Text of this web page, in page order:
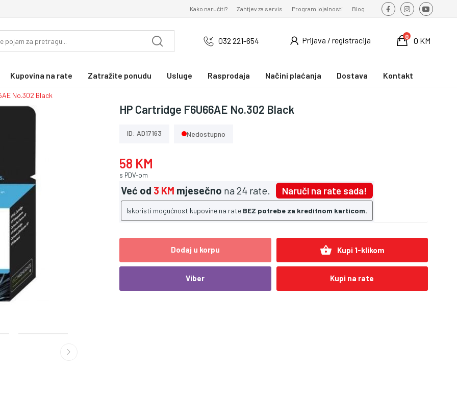
Kako naručiti? Zahtjev za servis Program lojalnosti Blog
032 221-654 Prijava / registracija 0 KM
0
Kupovina na rate Zatražite ponudu Usluge Rasprodaja Načini plaćanja Dostava Kontakt
No.302 Black
HP Cartridge F6U66AE No.302 Black
ID: AD17163 Nedostupno
58 KM
s PDV-om
Već od 3 KM mjesečno na 24 rate. Naruči na rate sada!
Iskoristi mogućnost kupovine na rate BEZ potrebe za kreditnom karticom.
Dodaj u korpu shopping_basket Kupi 1-klikom
Viber Kupi na rate